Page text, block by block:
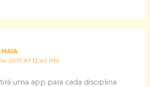
MAIA
2017 AT 12:40 PM
uma app para cada disciplina